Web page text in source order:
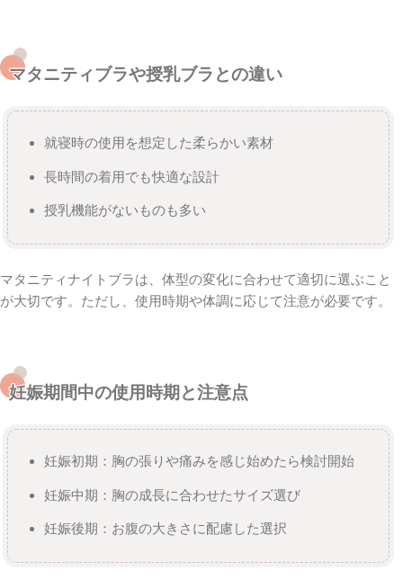
マタニティブラや授乳ブラとの違い
就寝時の使用を想定した柔らかい素材
長時間の着用でも快適な設計
授乳機能がないものも多い
マタニティナイトブラは、体型の変化に合わせて適切に選ぶこと
が大切です。ただし、使用時期や体調に応じて注意が必要です。
妊娠期間中の使用時期と注意点
妊娠初期：胸の張りや痛みを感じ始めたら検討開始
妊娠中期：胸の成長に合わせたサイズ選び
妊娠後期：お腹の大きさに配慮した選択